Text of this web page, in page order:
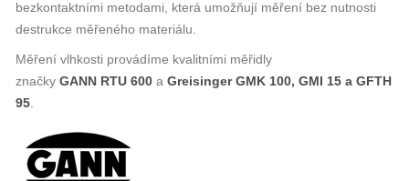
bezkontaktními metodami, která umožňují měření bez nutnosti
destrukce měřeného materiálu.
Měření vlhkosti provádíme kvalitními měřidly
značky GANN RTU 600 a Greisinger GMK 100, GMI 15 a GFTH
95